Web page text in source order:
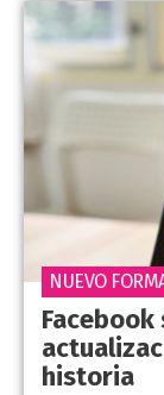
Facebook
historia
NUEVO